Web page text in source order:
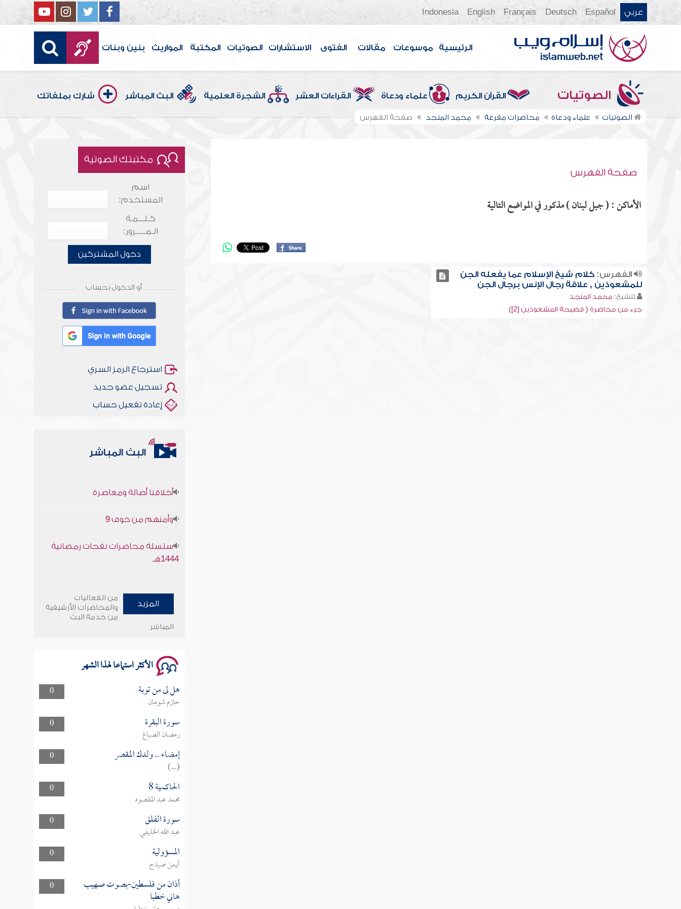
عربي Español
Deutsch
Français
English
Indonesia
الرئيسية موسوعات مقالات الفتوى الاستشارات الصوتيات المكتبة المواريث بنين وبنات
الصوتيات القرآن الكريم علماء ودعاة القراءات العشر الشجرة العلمية البث المباشر شارك بملفاتك
الصوتيات علماء ودعاة محاضرات مفرغة محمد المنجد صفحة الفهرس
صفحة الفهرس
الأماكن : ( جبل لبنان ) مذكور في المواضع التالية
الفهرس:كلام شيخ الإسلام عما يفعله الجن
للمشعوذين , علاقة رجال الإنس برجال الجن
للشيخ: محمد المنجد
جزء من محاضرة ( فضيحة المشعوذين [2])
مكتبتك الصوتية
اسم
المستخدم:
كـلـــمـة
الـمـــــرور:
دخول المشتركين
أو الدخول بحساب
استرجاع الرمز السري
تسجيل عضو جديد
إعادة تفعيل حساب
البث المباشر
1444هـ
وأمنهم من خوف 9
سلسلة محاضرات نفحات رمضانية
المزيد
من الفعاليات
والمحاضرات الأرشيفية
من خدمة البث
المباشر
الأكثر استماعا لهذا الشهر
0 هل لى من توبة
حازم شومان
0
سورة البقرة
رمضان الصباغ
0
إمضاء .. ولدك المقصر
(...)
0
الحاكمية 8
محمد عبد المقصود
0
سورة الفلق
عبد الله الخليفي
0
المسؤولية
أيمن صيدح
0
أذان من فلسطين-بصوت صهيب
هاني خطبا